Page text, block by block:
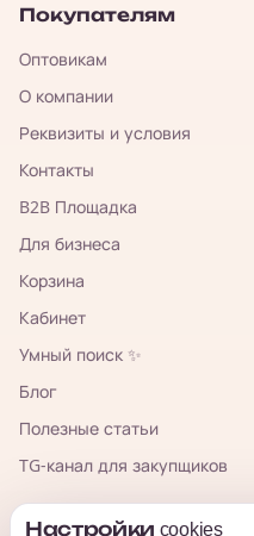
Покупателям
Оптовикам
О компании
Реквизиты и условия
Контакты
B2B Площадка
Для бизнеса
Корзина
Кабинет
Умный поиск ✨
Блог
Полезные статьи
TG-канал для закупщиков
Настройки cookies